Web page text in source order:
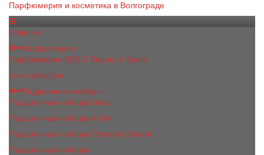
Парфюмерия и косметика в Волгограде
Новинки
Парфюмерия
Парфюмерия BEA'S Beauty & Scent
Luxe collection
Подарочные наборы
Подарочные наборы Bea's
Подарочные наборы 4х5ml
Подарочные наборы Victoria's Secret
Подарочные наборы